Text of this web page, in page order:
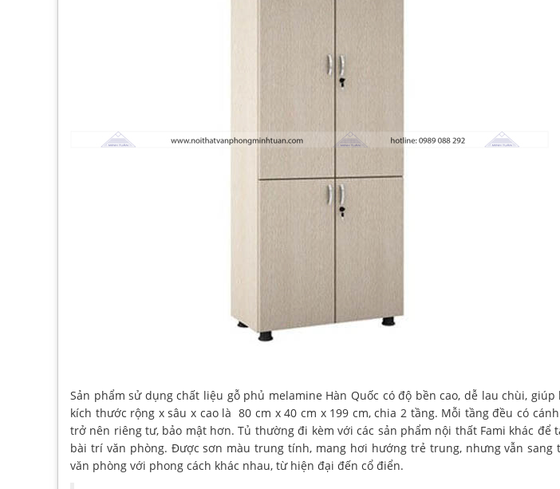
Sản phẩm sử dụng chất liệu gỗ phủ melamine Hàn Quốc có độ bền cao, dễ lau chùi,
kích thước rộng x sâu x cao là 80 cm x 40 cm x 199 cm, chia 2 tầng. Mỗi tầng đều có
trở nên riêng tư, bảo mật hơn. Tủ thường đi kèm với các sản phẩm nội thất Fami khác để
bài trí văn phòng. Được sơn màu trung tính, mang hơi hướng trẻ trung, nhưng vẫn
văn phòng với phong cách khác nhau, từ hiện đại đến cổ điển.